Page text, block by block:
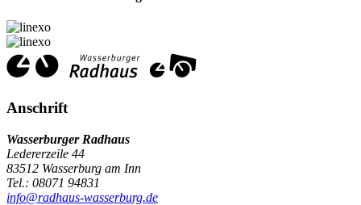
Anschrift
Wasserburger Radhaus
Ledererzeile 44
83512 Wasserburg am Inn
Tel.: 08071 94831
info@radhaus-wasserburg.de